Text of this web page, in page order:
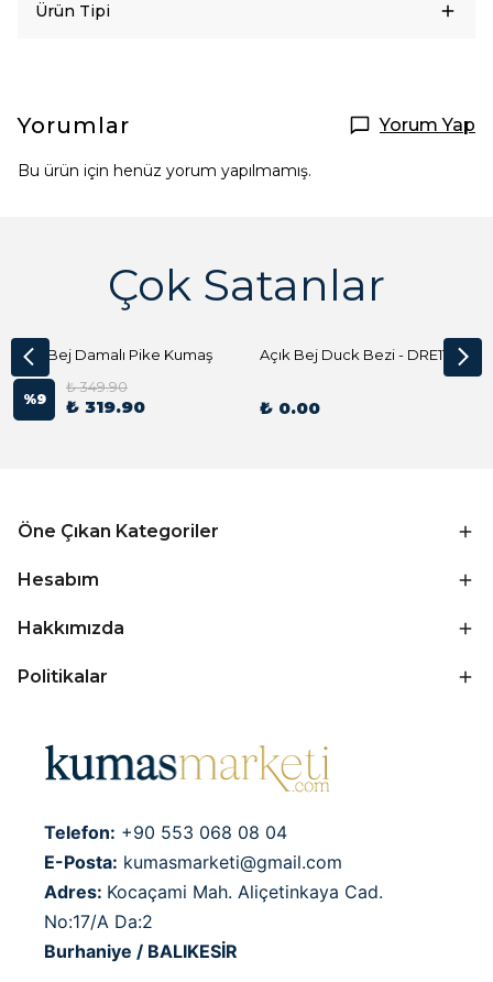
Ürün Tipi
Yorumlar Yorum Yap
Bu ürün için henüz yorum yapılmamış.
Çok Satanlar
Açık Bej Damalı Pike Kumaş
%9
₺ 349.90
₺ 319.90
Açık Bej Duck Bezi - DRE1144 Kumaş Peçete
₺ 0.00
Öne Çıkan Kategoriler
Hesabım
Hakkımızda
Politikalar
Telefon: +90 553 068 08 04
E-Posta: kumasmarketi@gmail.com
Adres: Kocaçami Mah. Aliçetinkaya Cad.
No:17/A Da:2
Burhaniye / BALIKESİR